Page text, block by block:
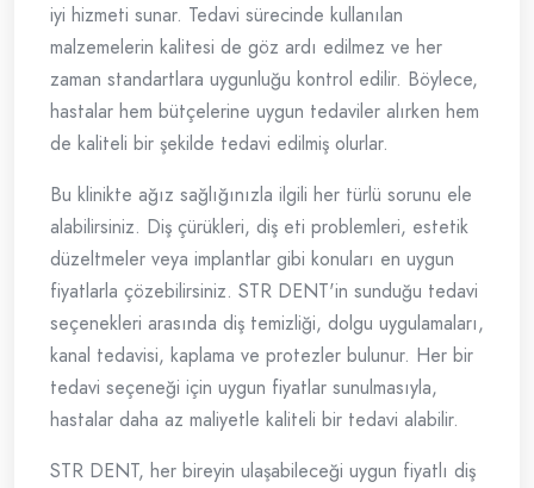
iyi hizmeti sunar. Tedavi sürecinde kullanılan
malzemelerin kalitesi de göz ardı edilmez ve her
zaman standartlara uygunluğu kontrol edilir. Böylece,
hastalar hem bütçelerine uygun tedaviler alırken hem
de kaliteli bir şekilde tedavi edilmiş olurlar.
Bu klinikte ağız sağlığınızla ilgili her türlü sorunu ele
alabilirsiniz. Diş çürükleri, diş eti problemleri, estetik
düzeltmeler veya implantlar gibi konuları en uygun
fiyatlarla çözebilirsiniz. STR DENT'in sunduğu tedavi
seçenekleri arasında diş temizliği, dolgu uygulamaları,
kanal tedavisi, kaplama ve protezler bulunur. Her bir
tedavi seçeneği için uygun fiyatlar sunulmasıyla,
hastalar daha az maliyetle kaliteli bir tedavi alabilir.
STR DENT, her bireyin ulaşabileceği uygun fiyatlı diş